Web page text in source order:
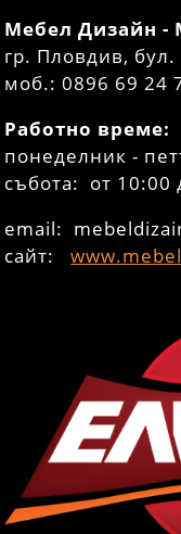
Мебел Дизайн -
гр. Пловдив,
моб.: 0896 69 24
Работно време:
понеделник -
събота: от 10:00
email:
сайт: